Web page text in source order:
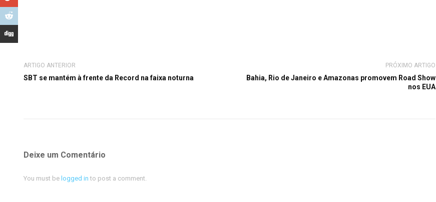
ARTIGO ANTERIOR
SBT se mantém à frente da Record na faixa noturna
PRÓXIMO ARTIGO
Bahia, Rio de Janeiro e Amazonas promovem Road Show
nos EUA
Deixe um Comentário
You must be logged in to post a comment.